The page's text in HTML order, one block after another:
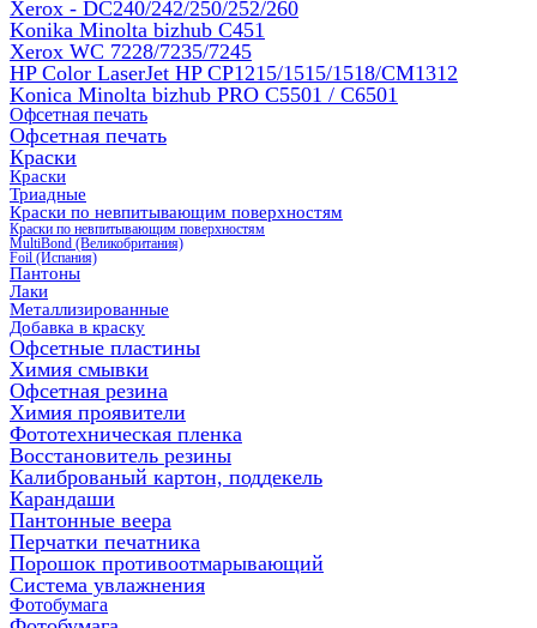
Xerox - DC240/242/250/252/260
Konika Minolta bizhub C451
Xerox WC 7228/7235/7245
HP Color LaserJet HP CP1215/1515/1518/CM1312
Konica Minolta bizhub PRO С5501 / С6501
Офсетная печать
Офсетная печать
Краски
Краски
Триадные
Краски по невпитывающим поверхностям
Краски по невпитывающим поверхностям
MultiBond (Великобритания)
Foil (Испания)
Пантоны
Лаки
Металлизированные
Добавка в краску
Офсетные пластины
Химия смывки
Офсетная резина
Химия проявители
Фототехническая пленка
Восстановитель резины
Калиброваный картон, поддекель
Карандаши
Пантонные веера
Перчатки печатника
Порошок противоотмарывающий
Система увлажнения
Фотобумага